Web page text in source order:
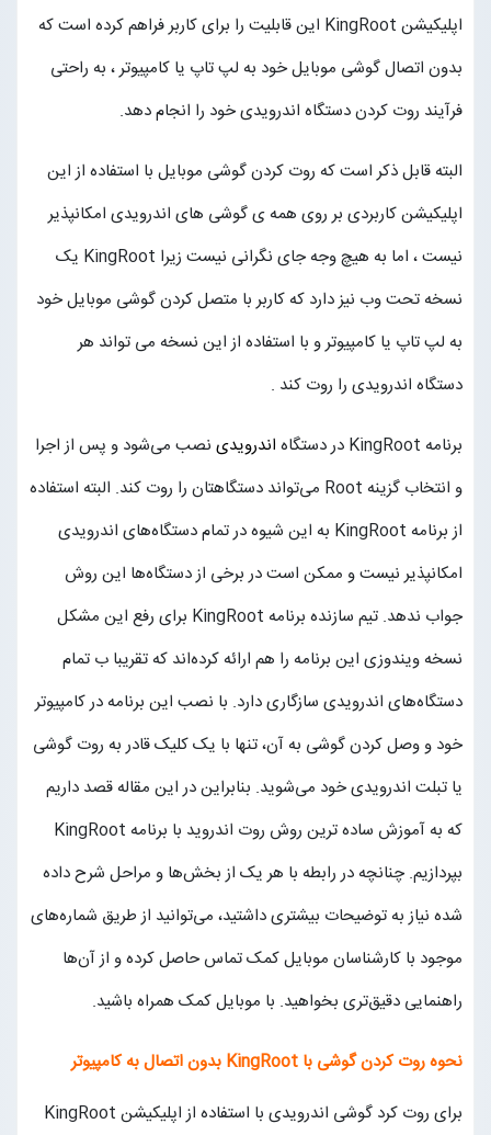
اپلیکیشن KingRoot این قابلیت را برای کاربر فراهم کرده است که
بدون اتصال گوشی موبایل خود به لپ تاپ یا کامپیوتر ، به راحتی
فرآیند روت کردن دستگاه اندرویدی خود را انجام دهد.
البته قابل ذکر است که روت کردن گوشی موبایل با استفاده از این
اپلیکیشن کاربردی بر روی همه ی گوشی های اندرویدی امکانپذیر
نیست ، اما به هیچ وجه جای نگرانی نیست زیرا KingRoot یک
نسخه تحت وب نیز دارد که کاربر با متصل کردن گوشی موبایل خود
به لپ تاپ یا کامپیوتر و با استفاده از این نسخه می تواند هر
دستگاه اندرویدی را روت کند .
برنامه KingRoot در دستگاه اندرویدی نصب می‌شود و پس از اجرا
و انتخاب گزینه Root می‌تواند دستگاهتان را روت کند. البته استفاده
از برنامه KingRoot به این شیوه در تمام دستگاه‌های اندرویدی
امکانپذیر نیست و ممکن است در برخی از دستگاه‌ها این روش
جواب ندهد. تیم سازنده برنامه KingRoot برای رفع این مشکل
نسخه ویندوزی این برنامه را هم ارائه کرده‌اند که تقریبا ب تمام
دستگاه‌های اندرویدی سازگاری دارد. با نصب این برنامه در کامپیوتر
خود و وصل کردن گوشی به آن، تنها با یک کلیک قادر به روت گوشی
یا تبلت اندرویدی خود می‌شوید. بنابراین در این مقاله قصد داریم
که به آموزش ساده ترین روش روت اندروید با برنامه KingRoot
بپردازیم. چنانچه در رابطه با هر یک از بخش‌ها و مراحل شرح داده
شده نیاز به توضیحات بیشتری داشتید، می‌توانید از طریق شماره‌های
موجود با کارشناسان موبایل کمک تماس حاصل کرده و از آن‌ها
راهنمایی دقیق‌تری بخواهید. با موبایل کمک همراه باشید.
نحوه روت کردن گوشی با KingRoot بدون اتصال به کامپیوتر
برای روت کرد گوشی اندرویدی با استفاده از اپلیکیشن KingRoot